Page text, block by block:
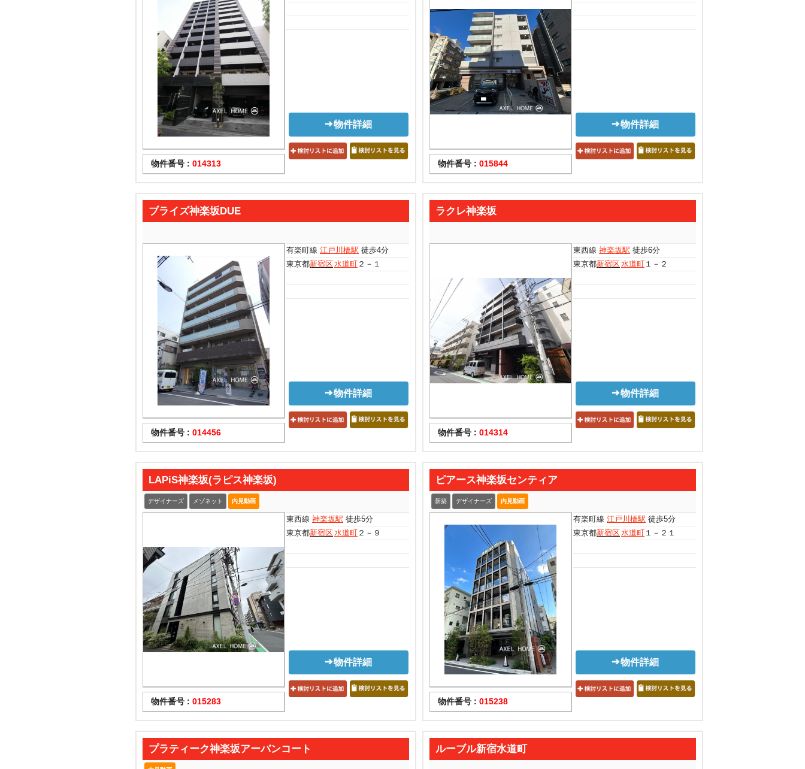
物件番号 : 014313
物件詳細
物件番号 : 015844
物件詳細
ブライズ神楽坂DUE
物件番号 : 014456
有楽町線 江戸川橋駅 徒歩4分
東京都新宿区水道町 ２－１
物件詳細
ラクレ神楽坂
物件番号 : 014314
東西線 神楽坂駅 徒歩6分
東京都新宿区水道町 １－２
物件詳細
LAPiS神楽坂(ラピス神楽坂)
デザイナーズ メゾネット 内見動画
物件番号 : 015283
東西線 神楽坂駅 徒歩5分
東京都新宿区水道町 ２－９
物件詳細
ピアース神楽坂センティア
新築 デザイナーズ 内見動画
物件番号 : 015238
有楽町線 江戸川橋駅 徒歩5分
東京都新宿区水道町 １－２１
物件詳細
プラティーク神楽坂アーバンコート ルーブル新宿水道町